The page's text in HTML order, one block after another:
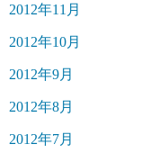
2012年11月
2012年10月
2012年9月
2012年8月
2012年7月